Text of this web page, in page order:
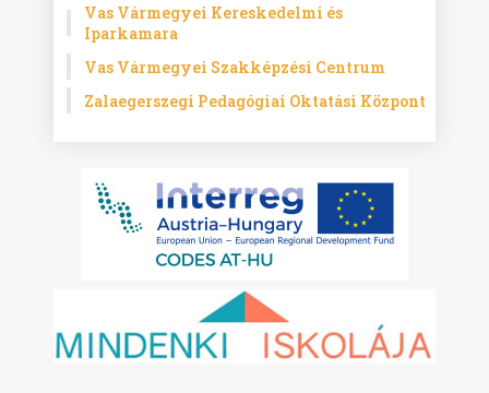
Vas Vármegyei Kereskedelmi és
Iparkamara
Vas Vármegyei Szakképzési Centrum
Zalaegerszegi Pedagógiai Oktatási Központ